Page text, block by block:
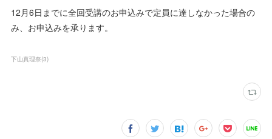
12月6日までに全回受講のお申込みで定員に達しなかった場合の
み、お申込みを承ります。
下山真理奈(3)